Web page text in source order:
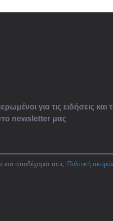
για τις ειδήσεις
newsletter μας
και αποδέχομαι τους Πολιτική